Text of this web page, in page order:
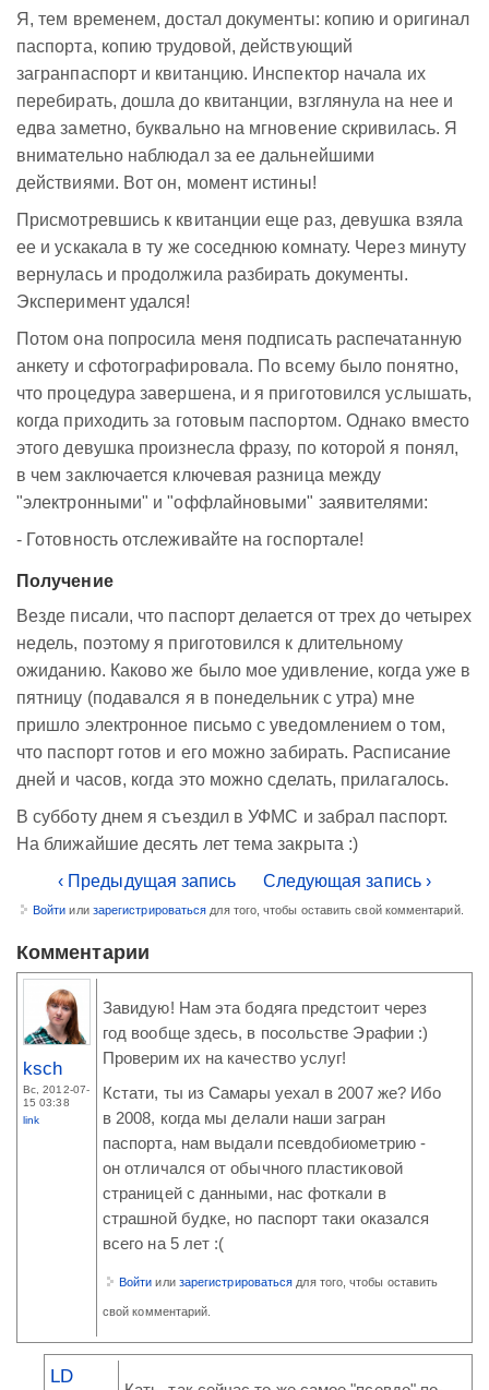
Я, тем временем, достал документы: копию и оригинал
паспорта, копию трудовой, действующий
загранпаспорт и квитанцию. Инспектор начала их
перебирать, дошла до квитанции, взглянула на нее и
едва заметно, буквально на мгновение скривилась. Я
внимательно наблюдал за ее дальнейшими
действиями. Вот он, момент истины!
Присмотревшись к квитанции еще раз, девушка взяла
ее и ускакала в ту же соседнюю комнату. Через минуту
вернулась и продолжила разбирать документы.
Эксперимент удался!
Потом она попросила меня подписать распечатанную
анкету и сфотографировала. По всему было понятно,
что процедура завершена, и я приготовился услышать,
когда приходить за готовым паспортом. Однако вместо
этого девушка произнесла фразу, по которой я понял,
в чем заключается ключевая разница между
"электронными" и "оффлайновыми" заявителями:
- Готовность отслеживайте на госпортале!
Получение
Везде писали, что паспорт делается от трех до четырех
недель, поэтому я приготовился к длительному
ожиданию. Каково же было мое удивление, когда уже в
пятницу (подавался я в понедельник с утра) мне
пришло электронное письмо с уведомлением о том,
что паспорт готов и его можно забирать. Расписание
дней и часов, когда это можно сделать, прилагалось.
В субботу днем я съездил в УФМС и забрал паспорт.
На ближайшие десять лет тема закрыта :)
‹ Предыдущая запись
Следующая запись ›
Войти или зарегистрироваться для того, чтобы оставить свой комментарий.
Комментарии
ksch
Вс, 2012-07-
15 03:38
link
Завидую! Нам эта бодяга предстоит через
год вообще здесь, в посольстве Эрафии :)
Проверим их на качество услуг!
Кстати, ты из Самары уехал в 2007 же? Ибо
в 2008, когда мы делали наши загран
паспорта, нам выдали псевдобиометрию -
он отличался от обычного пластиковой
страницей с данными, нас фоткали в
страшной будке, но паспорт таки оказался
всего на 5 лет :(
Войти или зарегистрироваться для того, чтобы оставить
свой комментарий.
LD